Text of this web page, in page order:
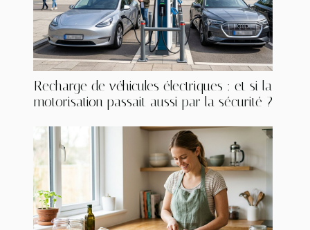
Recharge de véhicules électriques : et si la
motorisation passait aussi par la sécurité ?